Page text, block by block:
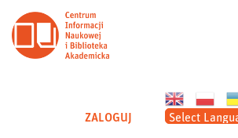
CINIBA - Strona główna
ZALOGUJ